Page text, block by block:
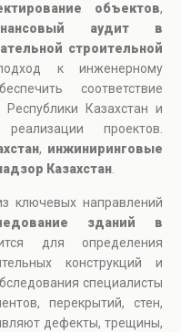
объектов,
аудит в
строительной
к инженерному
соответствие
Казахстан и
проектов.
, инжиниринговые
Казахстан
ключевых направлений
зданий в
для определения
конструкций и
специалисты
перекрытий, стен,
дефекты, трещины,